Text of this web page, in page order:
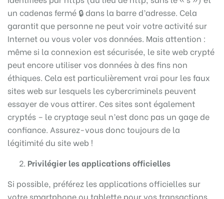
un cadenas fermé 🔒 dans la barre d’adresse. Cela
garantit que personne ne peut voir votre activité sur
Internet ou vous voler vos données. Mais attention :
même si la connexion est sécurisée, le site web crypté
peut encore utiliser vos données à des fins non
éthiques. Cela est particulièrement vrai pour les faux
sites web sur lesquels les cybercriminels peuvent
essayer de vous attirer. Ces sites sont également
cryptés – le cryptage seul n’est donc pas un gage de
confiance. Assurez-vous donc toujours de la
légitimité du site web !
Privilégier les applications officielles
Si possible, préférez les applications officielles sur
votre smartphone ou tablette pour vos transactions